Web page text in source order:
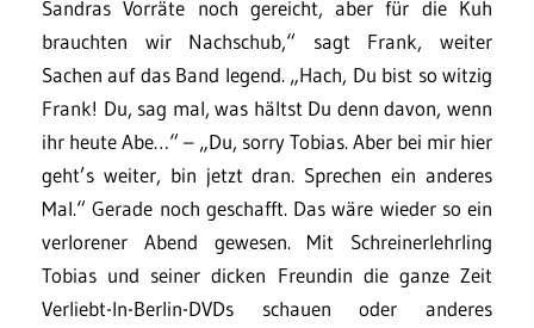
Sandras Vorräte noch gereicht, aber für die Kuh
brauchten wir Nachschub,“ sagt Frank, weiter
Sachen auf das Band legend. „Hach, Du bist so witzig
Frank! Du, sag mal, was hältst Du denn davon, wenn
ihr heute Abe…“ – „Du, sorry Tobias. Aber bei mir hier
geht’s weiter, bin jetzt dran. Sprechen ein anderes
Mal.“ Gerade noch geschafft. Das wäre wieder so ein
verlorener Abend gewesen. Mit Schreinerlehrling
Tobias und seiner dicken Freundin die ganze Zeit
Verliebt-In-Berlin-DVDs schauen oder anderes